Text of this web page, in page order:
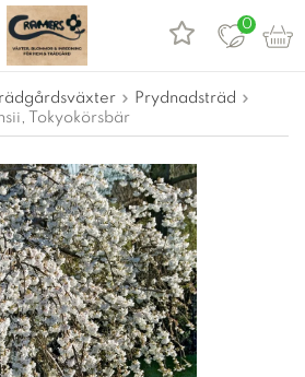
0
Prydnadsträd
Tokyokörsbär